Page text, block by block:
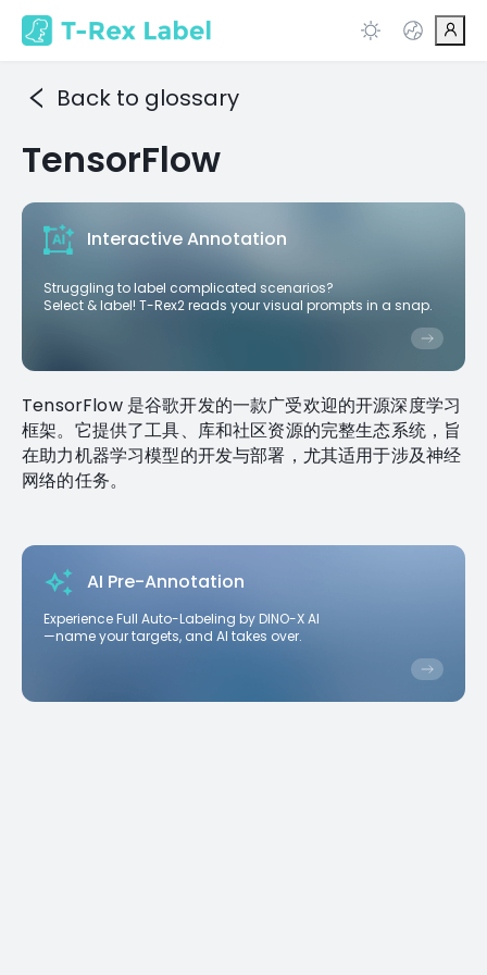
Back to glossary
TensorFlow
Interactive Annotation
Struggling to label complicated scenarios?
Select & label! T-Rex2 reads your visual prompts in a snap.
TensorFlow 是谷歌开发的一款广受欢迎的开源深度学习
框架。它提供了工具、库和社区资源的完整生态系统，旨
在助力机器学习模型的开发与部署，尤其适用于涉及神经
网络的任务。
AI Pre-Annotation
Experience Full Auto-Labeling by DINO-X AI
—name your targets, and AI takes over.